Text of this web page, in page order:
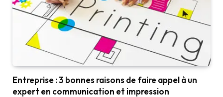
Entreprise : 3 bonnes raisons de faire appel à un
expert en communication et impression